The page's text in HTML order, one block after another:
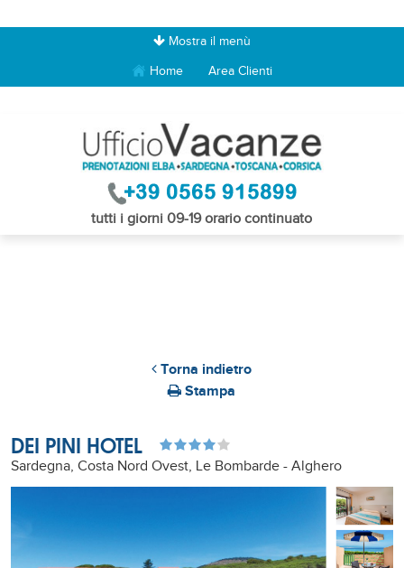
Mostra il menù
Home Area Clienti
tutti i giorni 09-19 orario continuato
Torna indietro
Stampa
DEI PINI HOTEL
Sardegna, Costa Nord Ovest, Le Bombarde - Alghero